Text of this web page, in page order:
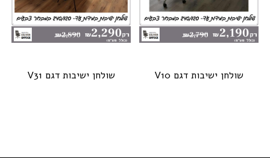
שולחן ישיבות דגם V10 שולחן ישיבות דגם V31